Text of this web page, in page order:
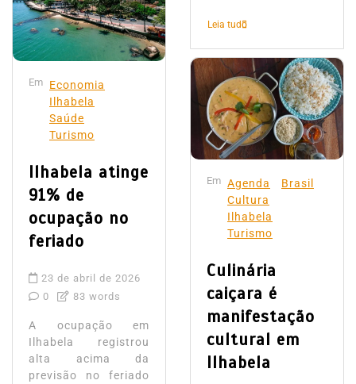
Em Economia
Ilhabela
Saúde
Turismo
Ilhabela atinge
91% de
ocupação no
feriado
23 de abril de 2026
0
83 words
A ocupação em
Ilhabela registrou
alta acima da
previsão no feriado
Leia tudo
Em Agenda
Brasil
Cultura
Ilhabela
Turismo
Culinária
caiçara é
manifestação
cultural em
Ilhabela